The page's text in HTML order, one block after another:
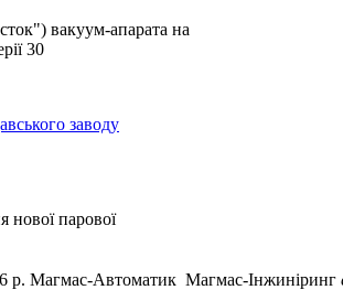
вакуум-апарата на
30
заводу
нової парової
р. Магмас-Автоматик Магмас-Інжиніринг